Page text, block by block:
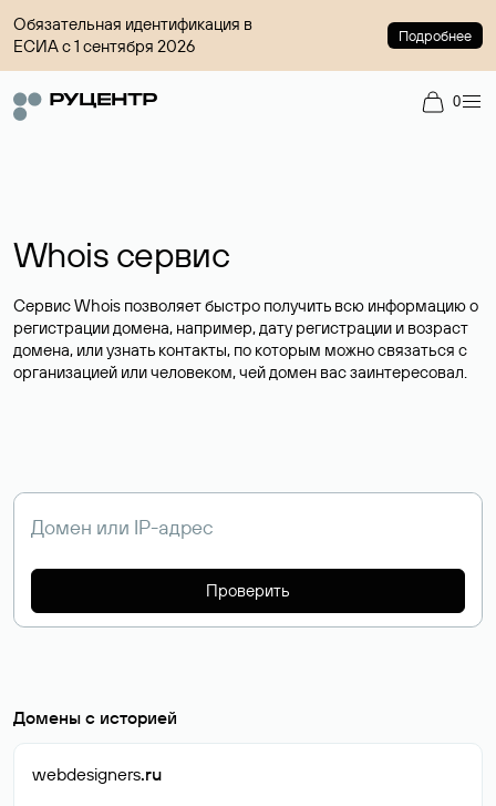
Обязательная идентификация в
ЕСИА с 1 сентября 2026
Подробнее
0
Whois сервис
Сервис Whois позволяет быстро получить всю информацию о
регистрации домена, например, дату регистрации и возраст
домена, или узнать контакты, по которым можно связаться с
организацией или человеком, чей домен вас заинтересовал.
Проверить
Домены с историей
webdesigners.ru